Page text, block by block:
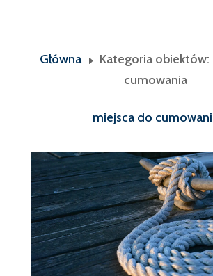
Główna E Kategoria obiektów:
cumowania
miejsca do